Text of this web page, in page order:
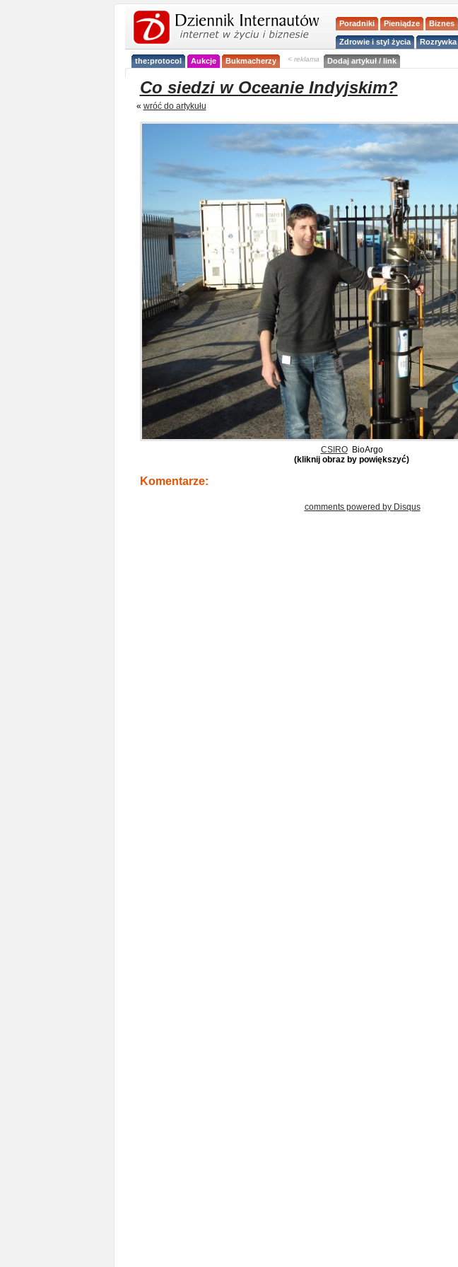
Poradniki Pieniądze Biznes
Zdrowie i styl życia Rozrywka
the:protocol Aukcje Bukmacherzy < reklama Dodaj artykuł / link
Co siedzi w Oceanie Indyjskim?
« wróć do artykułu
CSIROBioArgo
(kliknij obraz by powiększyć)
Komentarze:
comments powered by Disqus